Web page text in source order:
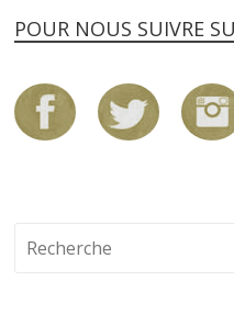
POUR NOUS SUIVRE